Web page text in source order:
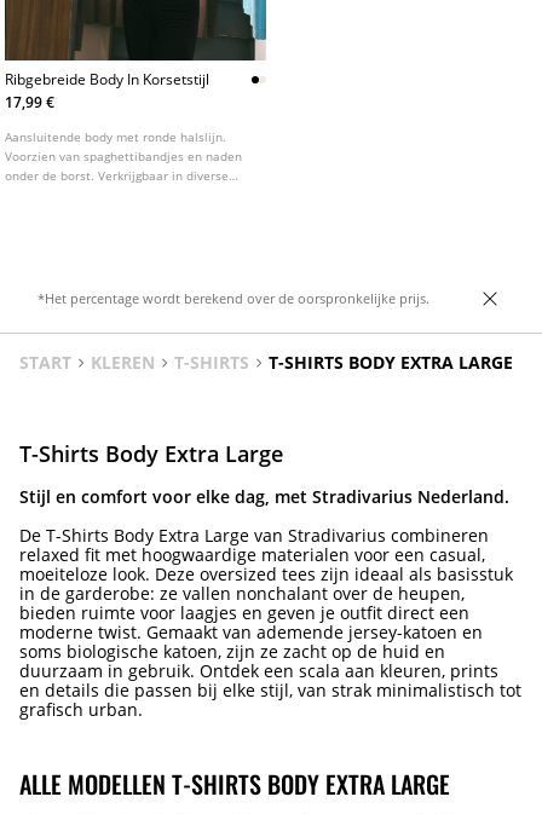
Ribgebreide Body In Korsetstijl
17,99 €
Aansluitende body met ronde halslijn.
Voorzien van spaghettibandjes en naden
onder de borst. Verkrijgbaar in diverse
*Het percentage wordt berekend over de oorspronkelijke prijs.
START KLEREN T-SHIRTS T-SHIRTS BODY EXTRA LARGE
T-Shirts Body Extra Large
Stijl en comfort voor elke dag, met Stradivarius Nederland.
De T-Shirts Body Extra Large van Stradivarius combineren
relaxed fit met hoogwaardige materialen voor een casual,
moeiteloze look. Deze oversized tees zijn ideaal als basisstuk
in de garderobe: ze vallen nonchalant over de heupen,
bieden ruimte voor laagjes en geven je outfit direct een
moderne twist. Gemaakt van ademende jersey-katoen en
soms biologische katoen, zijn ze zacht op de huid en
duurzaam in gebruik. Ontdek een scala aan kleuren, prints
en details die passen bij elke stijl, van strak minimalistisch tot
grafisch urban.
ALLE MODELLEN T-SHIRTS BODY EXTRA LARGE